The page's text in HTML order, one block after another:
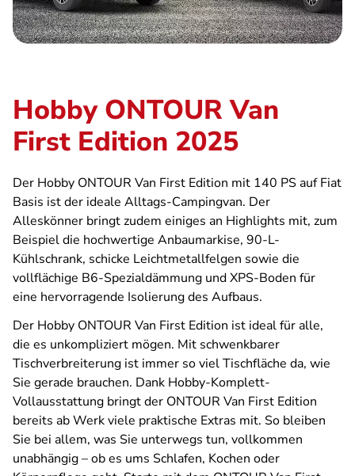
Hobby ONTOUR Van
First Edition 2025
Der Hobby ONTOUR Van First Edition mit 140 PS auf Fiat
Basis ist der ideale Alltags-Campingvan. Der
Alleskönner bringt zudem einiges an Highlights mit, zum
Beispiel die hochwertige Anbaumarkise, 90-L-
Kühlschrank, schicke Leichtmetallfelgen sowie die
vollflächige B6-Spezialdämmung und XPS-Boden für
eine hervorragende Isolierung des Aufbaus.
Der Hobby ONTOUR Van First Edition ist ideal für alle,
die es unkompliziert mögen. Mit schwenkbarer
Tischverbreiterung ist immer so viel Tischfläche da, wie
Sie gerade brauchen. Dank Hobby-Komplett-
Vollausstattung bringt der ONTOUR Van First Edition
bereits ab Werk viele praktische Extras mit. So bleiben
Sie bei allem, was Sie unterwegs tun, vollkommen
unabhängig – ob es ums Schlafen, Kochen oder